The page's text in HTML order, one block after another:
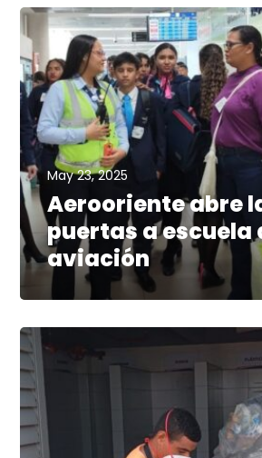
May 23, 2025
Aerooriente abre
puertas a escuela
aviación